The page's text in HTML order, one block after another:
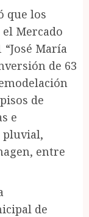
que los
Mercado
María
de 63
de
e
pluvial,
entre
de